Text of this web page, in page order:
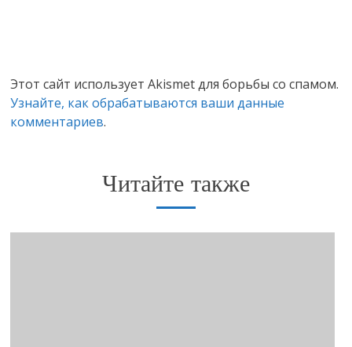
Этот сайт использует Akismet для борьбы со спамом.
Узнайте, как обрабатываются ваши данные
комментариев.
Читайте также